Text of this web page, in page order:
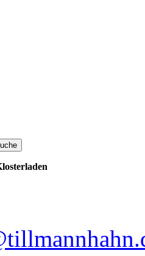
Rezepte.
Nachkochbar, aber